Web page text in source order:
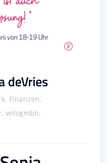
deVries
Finanzen,
witogmbh,